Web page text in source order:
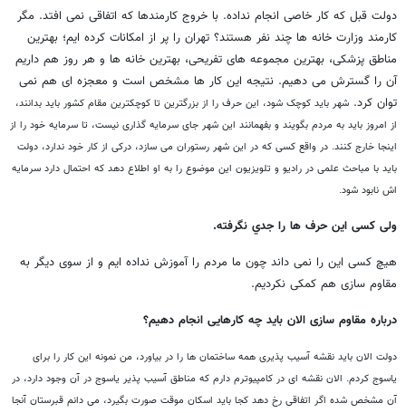
دولت قبل که کار خاصی انجام نداده. با خروج کارمندها که اتفاقی نمی افتد. مگر
کارمند وزارت خانه ها چند نفر هستند؟ تهران را پر از امکانات کرده ایم؛ بهترین
مناطق پزشکی، بهترین مجموعه های تفریحی، بهترین خانه ها و هر روز هم داریم
آن را گسترش می دهیم. نتیجه این کار ها مشخص است و معجزه ای هم نمی
توان کرد. شهر باید کوچک شود، این حرف را از بزرگترین تا کوچکترین مقام کشور باید بدانند،
از امروز باید به مردم بگویند و بفهمانند این شهر جای سرمايه گذاری نیست، تا سرمایه خود را از
اینجا خارج کنند. در واقع کسی که در این شهر رستوران می سازد، درکی از کار خود ندارد، دولت
باید با مباحث علمی در رادیو و تلویزیون این موضوع را به او اطلاع دهد که احتمال دارد سرمایه
اش نابود شود.
ولی کسی این حرف ها را جدي نگرفته.
هیچ کسی این را نمی داند چون ما مردم را آموزش نداده ایم و از سوی دیگر به
مقاوم سازی هم کمکی نکردیم.
درباره مقاوم سازی الان باید چه کارهایی انجام دهیم؟
دولت الان باید نقشه آسیب پذیری همه ساختمان ها را در بیاورد، من نمونه این کار را برای
یاسوج کردم. الان نقشه ای در کامپیوترم دارم که مناطق آسیب پذیر یاسوج در آن وجود دارد، در
آن مشخص شده اگر اتفاقی رخ دهد کجا باید اسکان موقت صورت بگیرد، می دانم قبرستان آنجا